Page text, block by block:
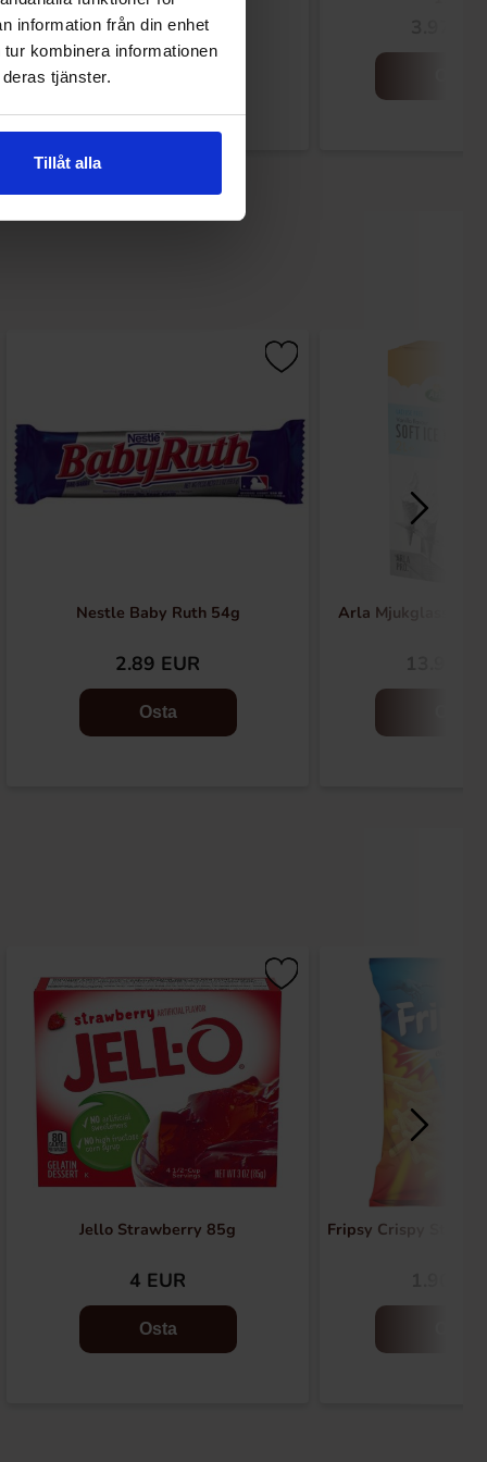
information från din enhet
kombinera informationen
tjänster.
Tillåt alla
11.91 EUR
Nestle Baby Ruth 54g
2.89 EUR
Osta
Arla Mjukglassmix
Jello Strawberry 85g
4 EUR
Osta
Fripsy Crispy Sticks